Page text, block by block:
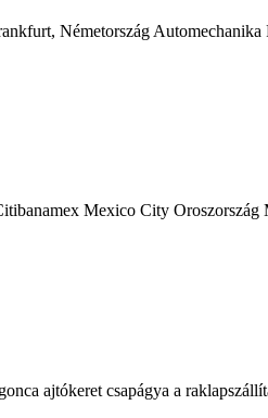
Németország
Mexico City Oroszország
ajtókeret csapágya a